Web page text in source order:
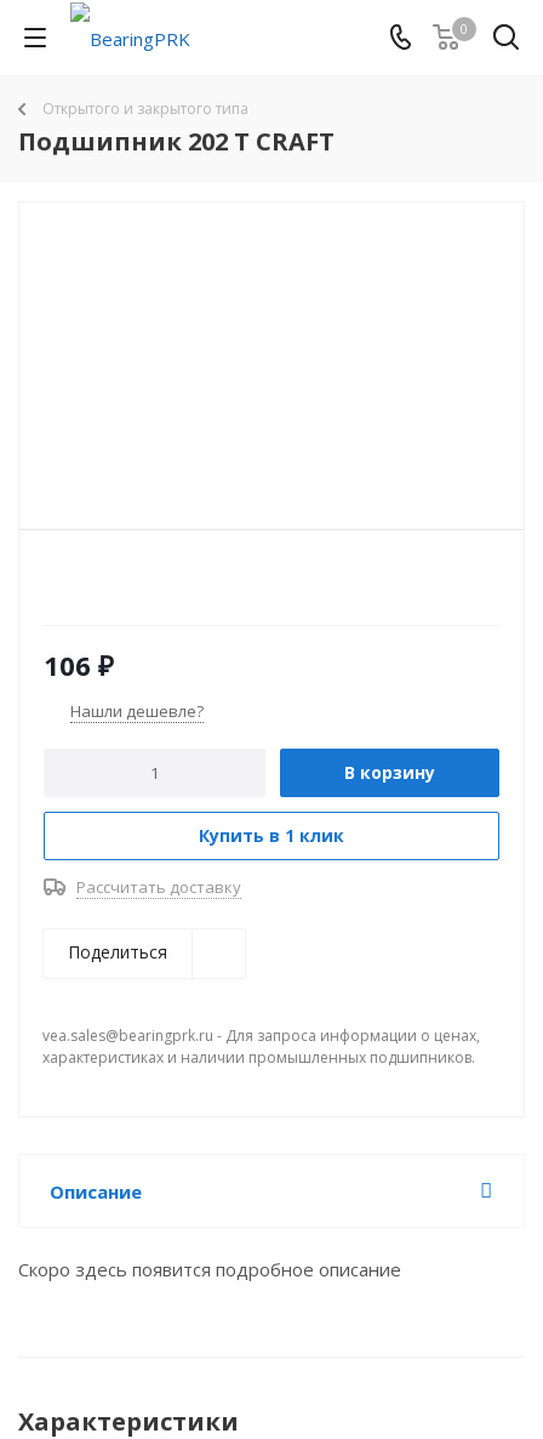
0
Открытого и закрытого типа
Подшипник 202 T CRAFT
106 ₽
Нашли дешевле?
В корзину
Купить в 1 клик
Рассчитать доставку
Поделиться
vea.sales@bearingprk.ru - Для запроса информации о ценах,
характеристиках и наличии промышленных подшипников.
Описание
Скоро здесь появится подробное описание
Характеристики